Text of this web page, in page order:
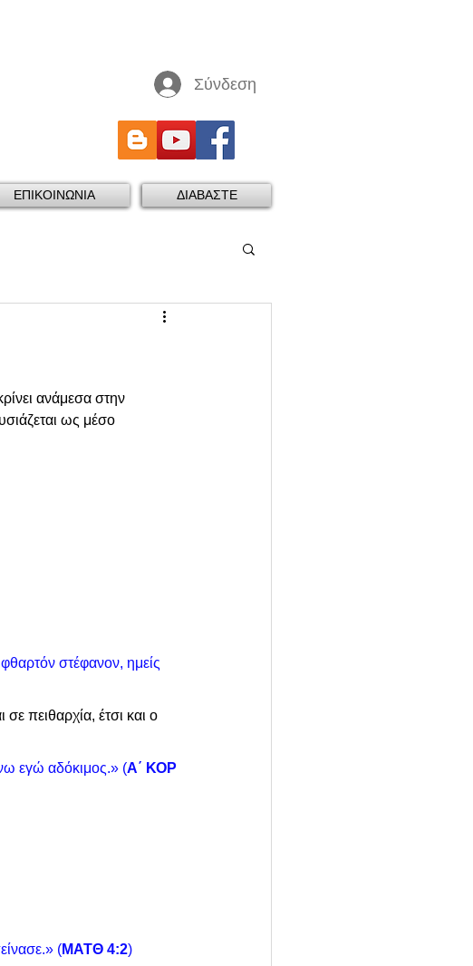
Σύνδεση
ΕΠΙΚΟΙΝΩΝΙΑ ΔΙΑΒΑΣΤΕ
ανάμεσα στην
ως μέσο
στέφανον, ημείς
πειθαρχία, έτσι και ο
εγώ αδόκιμος.» (Α΄ ΚΟΡ
(ΜΑΤΘ 4:2)